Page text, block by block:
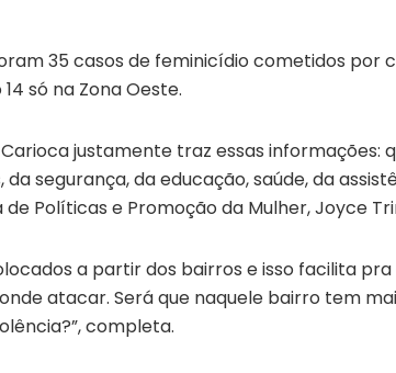
35 casos de feminicídio cometidos por
só na Zona Oeste.
justamente traz essas informações:
segurança, da educação, saúde, da
Políticas e Promoção da Mulher, Joyce
a partir dos bairros e isso facilita
atacar. Será que naquele bairro tem
completa.